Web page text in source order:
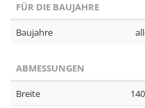
FÜR DIE BAUJAHRE
Baujahre
ABMESSUNGEN
Breite